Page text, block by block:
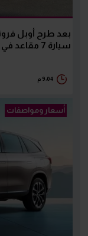
بعد طرح أوبل
سيارة 7 مقاعد في السوق المصري
9:04 م
أسعار ومواصفات